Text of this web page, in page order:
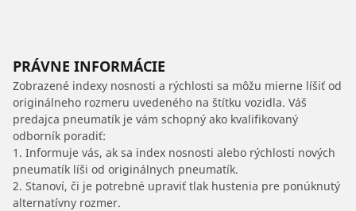
PRÁVNE INFORMÁCIE
Zobrazené indexy nosnosti a rýchlosti sa môžu mierne líšiť od
originálneho rozmeru uvedeného na štítku vozidla. Váš
predajca pneumatík je vám schopný ako kvalifikovaný
odborník poradiť:
1. Informuje vás, ak sa index nosnosti alebo rýchlosti nových
pneumatík líši od originálnych pneumatík.
2. Stanoví, či je potrebné upraviť tlak hustenia pre ponúknutý
alternatívny rozmer.